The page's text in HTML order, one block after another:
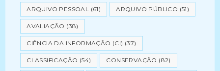
ARQUIVO PESSOAL (61) ARQUIVO PÚBLICO (51)
AVALIAÇÃO (38)
CIÊNCIA DA INFORMAÇÃO (CI) (37)
CLASSIFICAÇÃO (54) CONSERVAÇÃO (82)